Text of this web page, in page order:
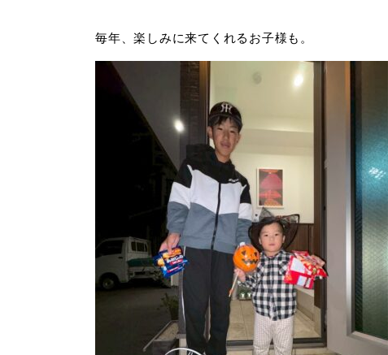
毎年、楽しみに来てくれるお子様も。